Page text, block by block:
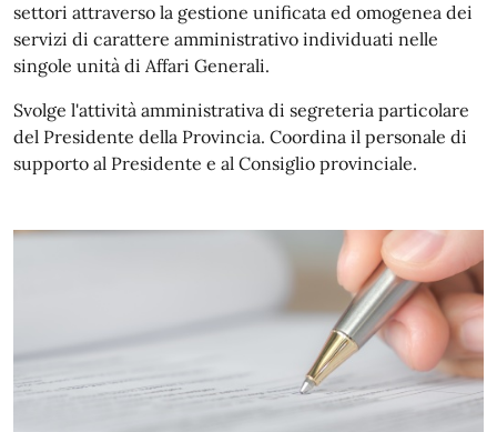
settori attraverso la gestione unificata ed omogenea dei
servizi di carattere amministrativo individuati nelle
singole unità di Affari Generali.
Svolge l'attività amministrativa di segreteria particolare
del Presidente della Provincia. Coordina il personale di
supporto al Presidente e al Consiglio provinciale.